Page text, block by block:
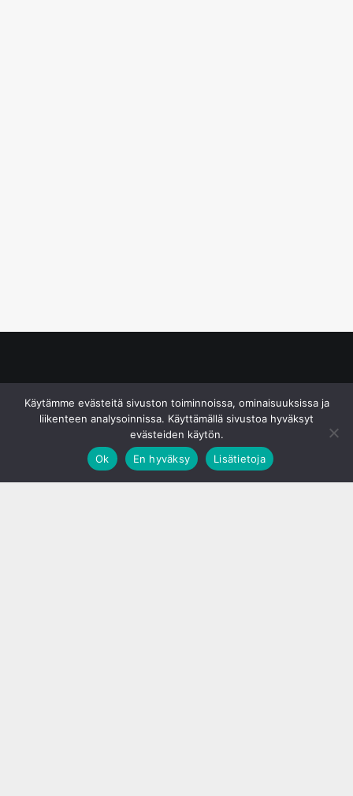
Käytämme evästeitä sivuston toiminnoissa, ominaisuuksissa ja
liikenteen analysoinnissa. Käyttämällä sivustoa hyväksyt
evästeiden käytön.
Ok
En hyväksy Lisätietoja